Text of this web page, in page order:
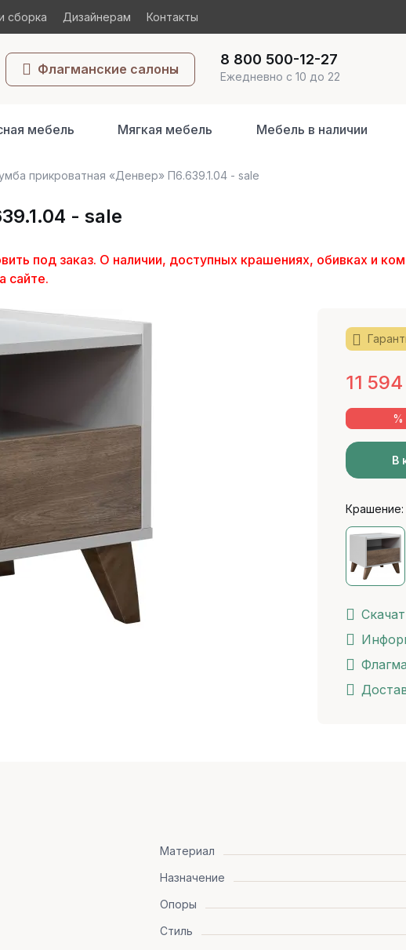
сборка Дизайнерам Контакты
Флагманские салоны
8 800 500-12-27
Ежедневно с 10 до 22
мебель Мягкая мебель Мебель в наличии
прикроватная «Денвер» П6.639.1.04 - sale
- sale
под заказ. О наличии, доступных крашениях, обивках и
сайте.
11 594
%
В
Крашение:
Материал
Назначение
Опоры
Стиль